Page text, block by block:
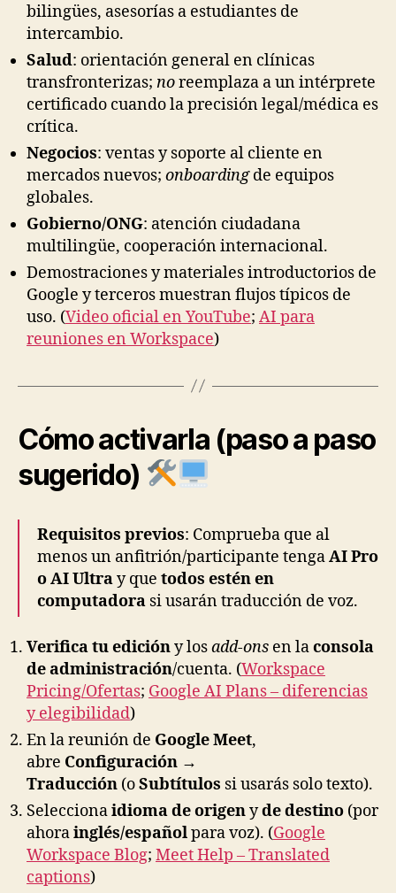
bilingües, asesorías a estudiantes de
intercambio.
Salud: orientación general en clínicas
transfronterizas; noreemplaza a un intérprete
certificado cuando la precisión legal/médica es
crítica.
Negocios: ventas y soporte al cliente en
mercados nuevos; onboardingde equipos
globales.
Gobierno/ONG: atención ciudadana
multilingüe, cooperación internacional.
Demostraciones y materiales introductorios de
Google y terceros muestran flujos típicos de
uso. (Video oficial en YouTube; AI para
reuniones en Workspace)
Cómo activarla (paso a paso
sugerido)
Requisitos previos: Comprueba que al
menos un anfitrión/participante tengaAI Pro
o AI Ultray que todos estén en
computadora si usarán traducción de voz.
Verifica tu edicióny losadd-ons en laconsola
de administración/cuenta. (Workspace
Pricing/Ofertas; Google AI Plans – diferencias
y elegibilidad)
En la reunión de Google Meet,
abre Configuración →
Traducción (oSubtítulos si usarás solo texto).
Seleccionaidioma de origenyde destino (por
ahorainglés/españolpara voz). (Google
Workspace Blog; Meet Help – Translated
captions)